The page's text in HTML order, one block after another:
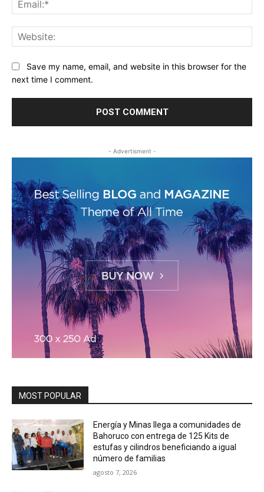
Save my name, email, and website in this browser for the
next time I comment.
- Advertisment -
MOST POPULAR
Energía y Minas llega a comunidades de
Bahoruco con entrega de 125 Kits de
estufas y cilindros beneficiando a igual
número de familias
agosto 7, 2026